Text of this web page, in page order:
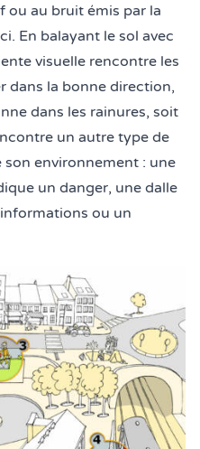
ou au bruit émis par la
En balayant le sol avec
visuelle rencontre les
dans la bonne direction,
dans les rainures, soit
un autre type de
son environnement : une
un danger, une dalle
ou un